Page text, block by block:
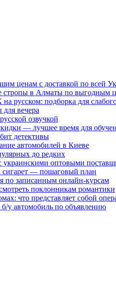
ценам с доставкой по всей
стропы в Алматы по выгодным
русском: подборка для
вечера
озвучкой
— лучшее время для
детективы
автомобилей в Киеве
до редких
украинскими оптовыми
сигарет — пошаговый план
по записанным онлайн-курсам
поклонникам романтики
что представляет собой
у автомобиль по объявлению